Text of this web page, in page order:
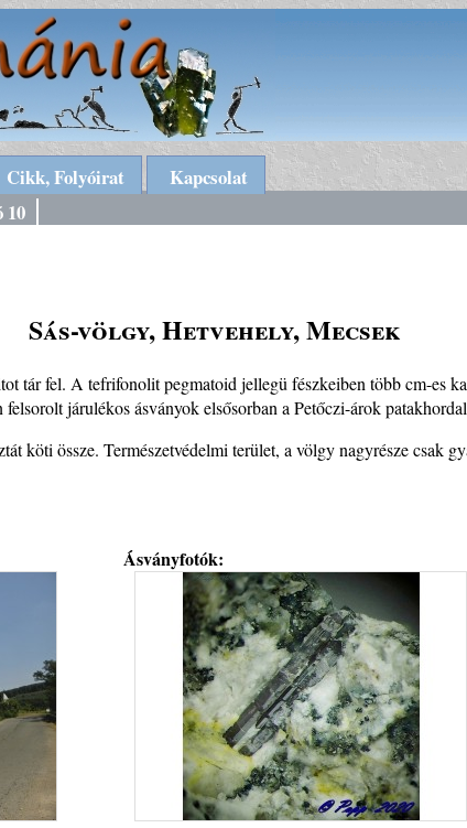
Cikk, Folyóirat
Kapcsolat
10
Sás-völgy, Hetvehely, Mecsek
tár fel. A tefrifonolit pegmatoid jellegü fészkeiben több cm-es
járulékos ásványok elsősorban a Petőczi-árok
köti össze. Természetvédelmi terület, a völgy nagyrésze csak
Ásványfotók: